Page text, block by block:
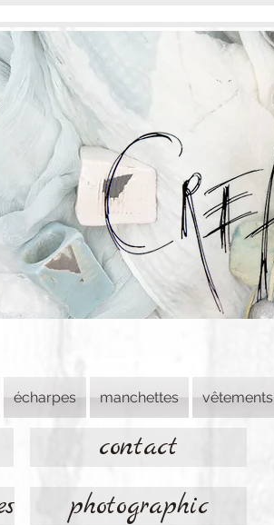
écharpes manchettes vêtements
contact
photographic